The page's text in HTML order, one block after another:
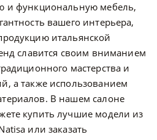
и функциональную мебель,
вашего интерьера,
итальянской
славится своим вниманием
мастерства и
а также использованием
В нашем салоне
купить лучшие модели из
или заказать